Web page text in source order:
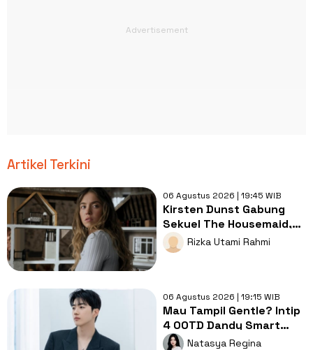
Artikel Terkini
06 Agustus 2026 | 19:45 WIB
Kirsten Dunst Gabung
Sekuel The Housemaid,
Intip Sinopsis dan Jadwal
Tayang
Rizka Utami Rahmi
06 Agustus 2026 | 19:15 WIB
Mau Tampil Gentle? Intip
4 OOTD Dandy Smart
Casual ala Kang Hoon
Natasya Regina